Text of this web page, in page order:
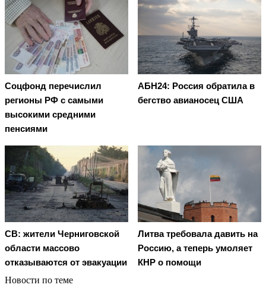
Соцфонд перечислил
регионы РФ с самыми
высокими средними
пенсиями
АБН24: Россия обратила в
бегство авианосец США
СВ: жители Черниговской
области массово
отказываются от эвакуации
Литва требовала давить на
Россию, а теперь умоляет
КНР о помощи
Новости по теме